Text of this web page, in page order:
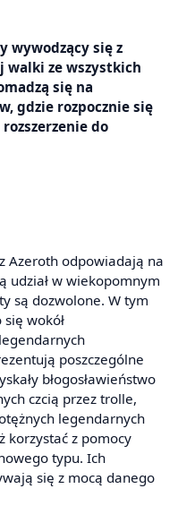
wywodzący się z
ze wszystkich
się na
gdzie rozpocznie się
do
Azeroth odpowiadają na
udział w wiekopomnym
są dozwolone. W tym
wokół
poszczególne
błogosławieństwo
czcią przez trolle,
legendarnych
korzystać z pomocy
typu. Ich
się z mocą danego